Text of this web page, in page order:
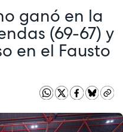
ganó en la
(69-67) y
en el Fausto